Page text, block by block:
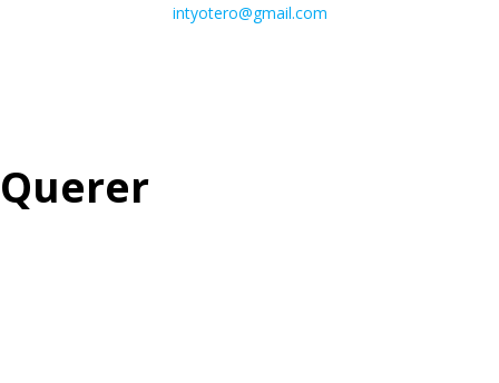
intyotero@gmail.com
Querer